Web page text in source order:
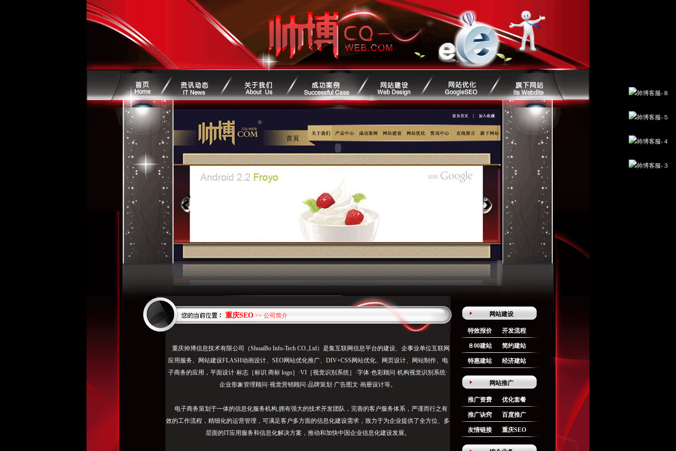
重庆SEO >> 公司简介
重庆帅博信息技术有限公司（ShuaiBo Info-Tech CO.,Ltd）是集互联网信息平台的建设、企事业单位互联网
应用服务、网站建设FLASH动画设计、SEO网站优化推广、DIV+CSS网站优化、网页设计、网站制作、电
子商务的应用，平面设计·标志［标识 商标 logo］·VI［视觉识别系统］·字体·色彩顾问·机构视觉识别系统·
企业形象管理顾问·视觉营销顾问·品牌策划·广告图文·画册设计等。
电子商务策划于一体的信息化服务机构,拥有强大的技术开发团队，完善的客户服务体系，严谨而行之有
效的工作流程，精细化的运营管理，可满足客户多方面的信息化建设需求，致力于为企业提供了全方位、多
层面的IT应用服务和信息化解决方案，推动和加快中国企业信息化建设发展。
网站建设
特效报价 开发流程
８00建站 简约建站
特惠建站 经济建站
网站推广
推广资费 优化套餐
推广诀窍 百度推广
友情链接 重庆SEO